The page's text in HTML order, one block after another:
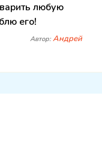
любую
его!
Автор:Андрей